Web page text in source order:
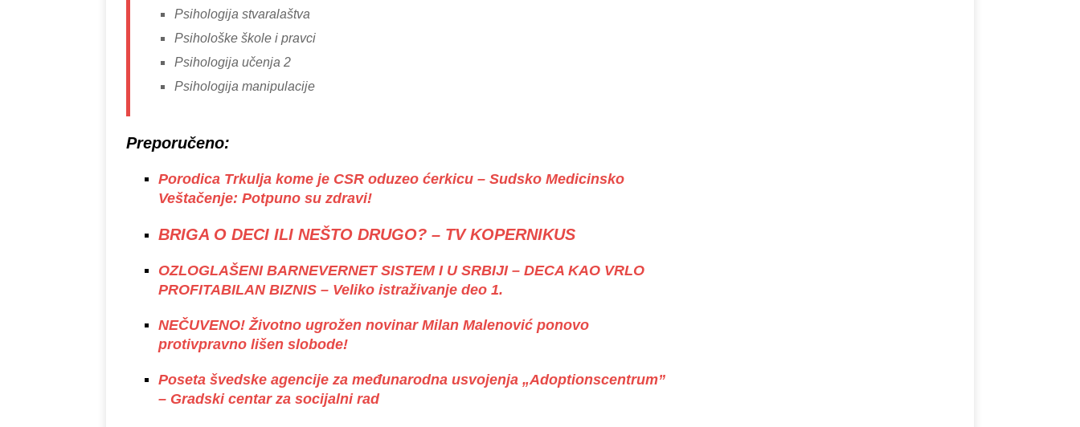
Psihologija stvaralaštva
Psihološke škole i pravci
Psihologija učenja 2
Psihologija manipulacije
Preporučeno:
Porodica Trkulja kome je CSR oduzeo ćerkicu – Sudsko Medicinsko
Veštačenje: Potpuno su zdravi!
BRIGA O DECI ILI NEŠTO DRUGO? – TV KOPERNIKUS
OZLOGLAŠENI BARNEVERNET SISTEM I U SRBIJI – DECA KAO VRLO
PROFITABILAN BIZNIS – Veliko istraživanje deo 1.
NEČUVENO! Životno ugrožen novinar Milan Malenović ponovo
protivpravno lišen slobode!
Poseta švedske agencije za međunarodna usvojenja „Adoptionscentrum”
– Gradski centar za socijalni rad